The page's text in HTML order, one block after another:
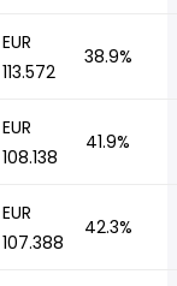
EUR
113.572
38.9%
EUR
108.138
41.9%
EUR
107.388
42.3%